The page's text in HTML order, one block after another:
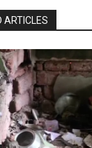
ARTICLES